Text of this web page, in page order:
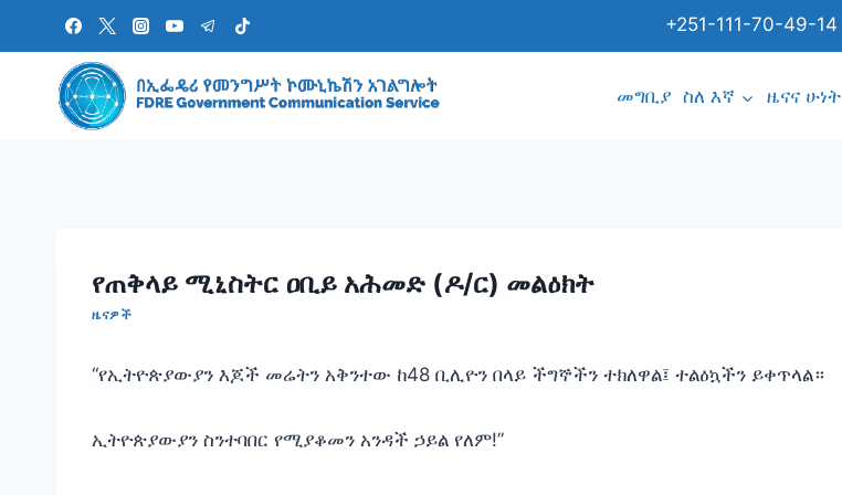
content
+251-111-70-49-14
መግቢያ ስለ እኛ ዜናና ሁነት
የጠቅላይ ሚኒስትር ዐቢይ አሕመድ (ዶ/ር) መልዕክት
ዜናዎች
“የኢትዮጵያውያን እጆች መሬትን አቅንተው ከ48 ቢሊዮን በላይ ችግኞችን ተክለዋል፤ ተልዕኳችን ይቀጥላል።
‎ኢትዮጵያውያን ስንተባበር የሚያቆመን አንዳች ኃይል የለም!”